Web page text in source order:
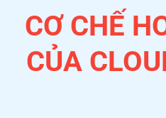
CƠ CHẾ
CỦA